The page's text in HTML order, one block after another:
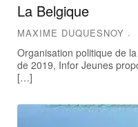
La Belgique
MAXIME DUQUESNOY
Organisation politique de
de 2019, Infor Jeunes
[…]